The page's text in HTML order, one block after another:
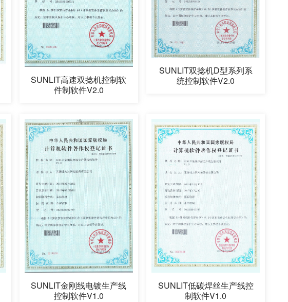
SUNLIT高速双捻机控制软
件制软件V2.0
SUNLIT双捻机D型系列系
统控制软件V2.0
SUNLIT金刚线电镀生产线
控制软件V1.0
SUNLIT低碳焊丝生产线控
制软件V1.0